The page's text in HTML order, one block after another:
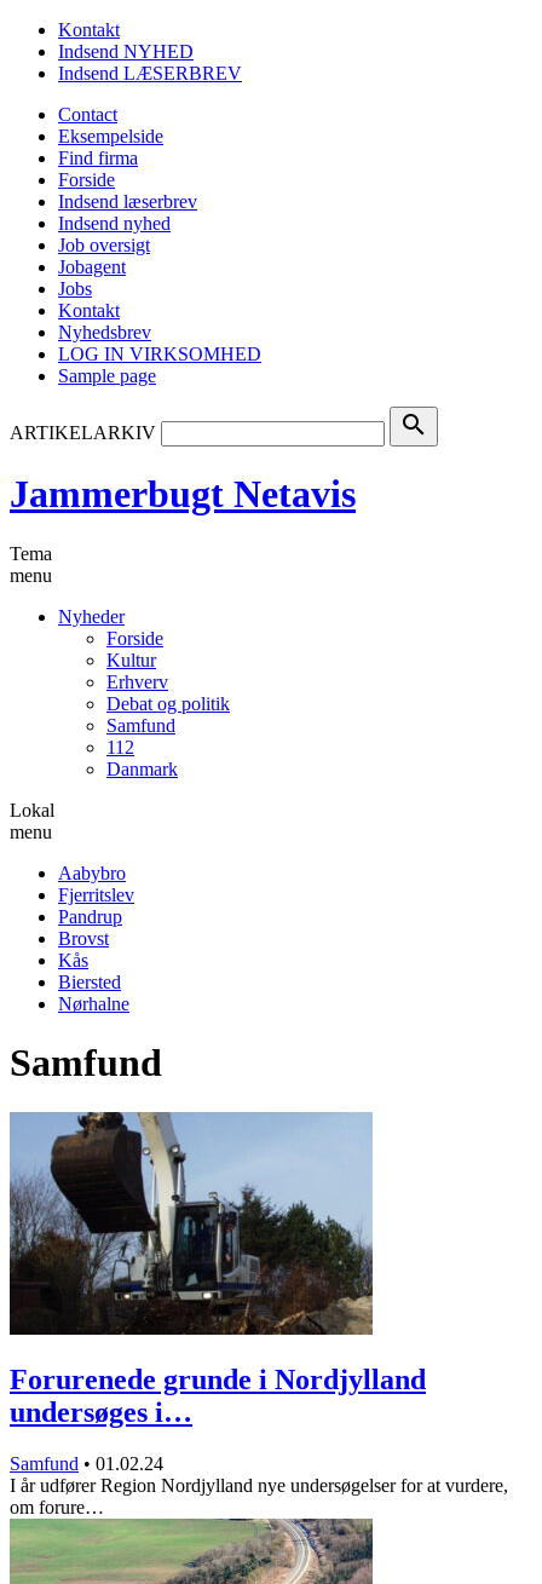
Kontakt
Indsend NYHED
Indsend LÆSERBREV
Contact
Eksempelside
Find firma
Forside
Indsend læserbrev
Indsend nyhed
Job oversigt
Jobagent
Jobs
Kontakt
Nyhedsbrev
LOG IN VIRKSOMHED
Sample page
ARTIKELARKIV search
Jammerbugt Netavis
Tema
menu
Nyheder
Forside
Kultur
Erhverv
Debat og politik
Samfund
112
Danmark
Lokal
menu
Aabybro
Fjerritslev
Pandrup
Brovst
Kås
Biersted
Nørhalne
Samfund
Forurenede grunde i Nordjylland
undersøges i…
Samfund • 01.02.24
I år udfører Region Nordjylland nye undersøgelser for at vurdere,
om forure…